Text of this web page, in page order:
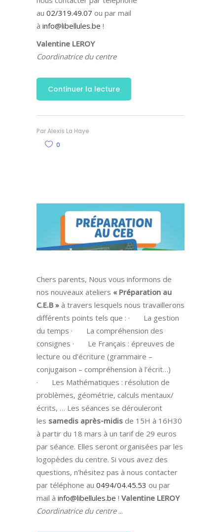
au 02/319.49.07 ou par mail
à info@libellules.be !
Valentine LEROY
Coordinatrice du centre
Continuer la lecture
ParAlexis La Haye
0
Chers parents, Nous vous informons de
nos nouveaux ateliers « Préparation au
C.E.B » à travers lesquels nous travaillerons
différents points tels que : · La gestion
du temps · La compréhension des
consignes · Le Français : épreuves de
lecture ou d’écriture (grammaire –
conjugaison – compréhension à l’écrit…)
· Les Mathématiques : résolution de
problèmes, géométrie, calculs mentaux/
écrits, … Les séances se dérouleront
les samedis après-midis de 15H à 16H30
à partir du 18 mars à un tarif de 29 euros
par séance. Elles seront organisées par les
logopèdes du centre. Si vous avez des
questions, n’hésitez pas à nous contacter
par téléphone au 0494/04.45.53 ou par
mail à info@libellules.be ! Valentine LEROY
Coordinatrice du centre